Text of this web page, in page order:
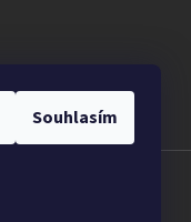
Souhlasím